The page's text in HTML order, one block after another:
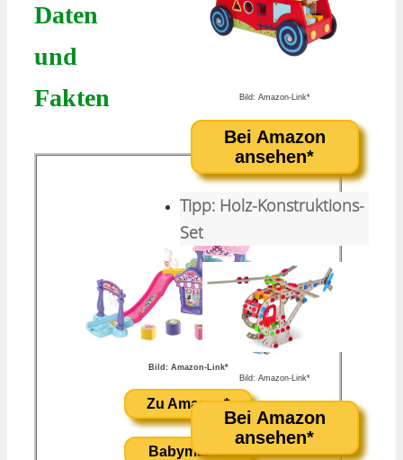
Daten
und
Fakten
Bild: Amazon-Link*
Zu Amazon*
Babymarkt*
Bild: Amazon-Link*
Bei Amazon
ansehen*
Tipp: Holz-Konstruktions-
Set
Bild: Amazon-Link*
Bei Amazon
ansehen*